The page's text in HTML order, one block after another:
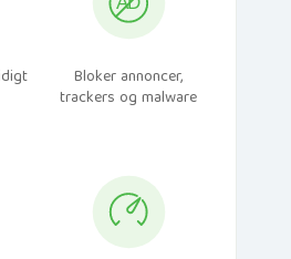
Bloker annoncer,
trackers og malware